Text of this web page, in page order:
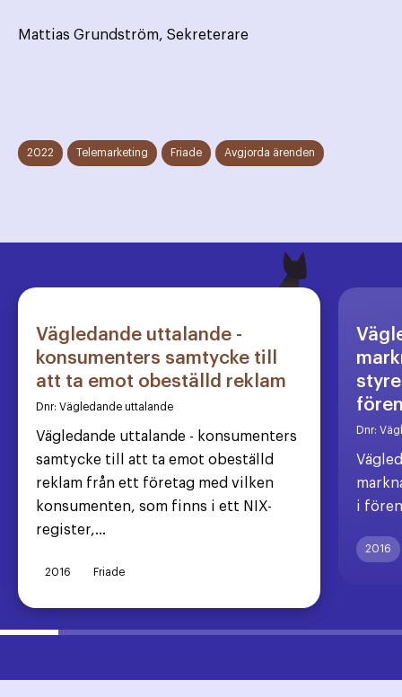
Mattias Grundström, Sekreterare
2022 Telemarketing Friade Avgjorda ärenden
Vägledande uttalande -
konsumenters samtycke till
att ta emot obeställd reklam
Dnr: Vägledande uttalande
Vägledande uttalande - konsumenters
samtycke till att ta emot obeställd
reklam från ett företag med vilken
konsumenten, som finns i ett NIX-
register,...
2016 Friade
Dnr:
i
2016